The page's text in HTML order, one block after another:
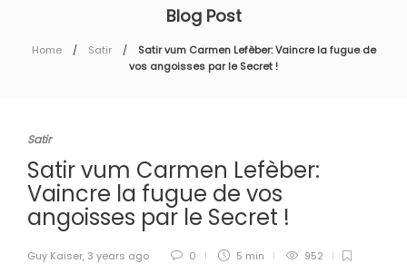
Blog Post
Home Satir
Satir vum Carmen Lefèber: Vaincre la fugue de
vos angoisses par le Secret !
Satir
Satir vum Carmen Lefèber:
Vaincre la fugue de vos
angoisses par le Secret !
Guy Kaiser, 3 years ago 0 5 min 952